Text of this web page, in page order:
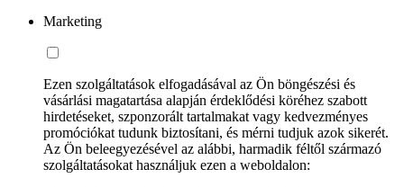
Marketing
Ezen szolgáltatások elfogadásával az Ön böngészési és
vásárlási magatartása alapján érdeklődési köréhez szabott
hirdetéseket, szponzorált tartalmakat vagy kedvezményes
promóciókat tudunk biztosítani, és mérni tudjuk azok sikerét.
Az Ön beleegyezésével az alábbi, harmadik féltől származó
szolgáltatásokat használjuk ezen a weboldalon: